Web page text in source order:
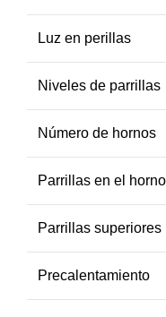
Luz en perillas
Niveles de parrillas
Número de hornos
Parrillas en el horno
Parrillas superiores
Precalentamiento